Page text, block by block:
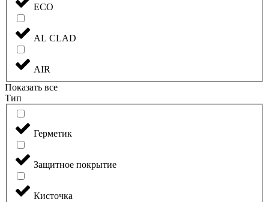
ECO
AL CLAD
AIR
Показать все
Тип
Герметик
Защитное покрытие
Кисточка